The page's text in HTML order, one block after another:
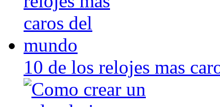
10 de los relojes mas